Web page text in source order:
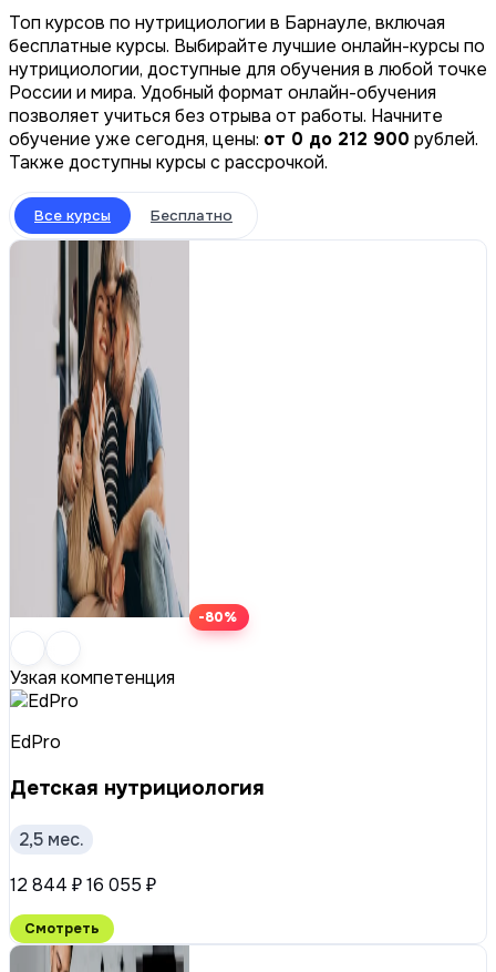
Топ курсов по нутрициологии в Барнауле, включая
бесплатные курсы. Выбирайте лучшие онлайн-курсы по
нутрициологии, доступные для обучения в любой точке
России и мира. Удобный формат онлайн-обучения
позволяет учиться без отрыва от работы. Начните
обучение уже сегодня, цены: от 0 до 212 900 рублей.
Также доступны курсы с рассрочкой.
Все курсы Бесплатно
-80%
Узкая компетенция
EdPro
Детская нутрициология
2,5 мес.
12 844 ₽16 055 ₽
Смотреть